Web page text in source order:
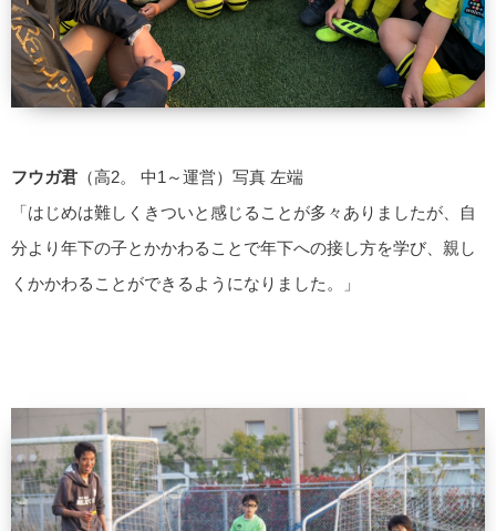
フウガ君 （高2。 中1～運営）写真 左端
「はじめは難しくきついと感じることが多々ありましたが、自
分より年下の子とかかわることで年下への接し方を学び、親し
くかかわることができるようになりました。」